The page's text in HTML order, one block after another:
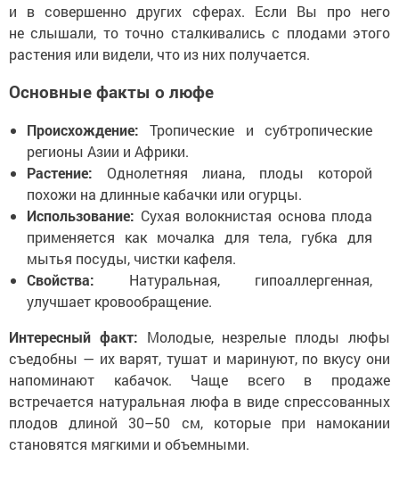
и в совершенно других сферах. Если Вы про него
не слышали, то точно сталкивались с плодами этого
растения или видели, что из них получается.
Основные факты о люфе
Происхождение:Тропические и субтропические
регионы Азии и Африки.
Растение: Однолетняя лиана, плоды которой
похожи на длинные кабачки или огурцы.
Использование: Сухая волокнистая основа плода
применяется как мочалка для тела, губка для
мытья посуды, чистки кафеля.
Свойства: Натуральная, гипоаллергенная,
улучшает кровообращение.
Интересный факт: Молодые, незрелые плоды люфы
съедобны — их варят, тушат и маринуют, по вкусу они
напоминают кабачок. Чаще всего в продаже
встречается натуральная люфа в виде спрессованных
плодов длиной 30–50 см, которые при намокании
становятся мягкими и объемными.